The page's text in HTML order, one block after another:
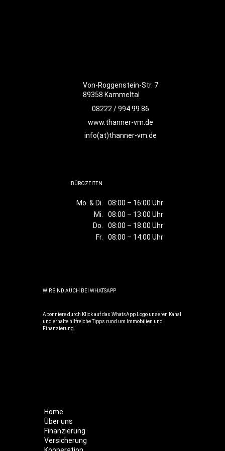
Von-Roggenstein-Str. 7
89358 Kammeltal
08222 / 994 99 86
www.thanner-vm.de
info(at)thanner-vm.de
Home
Über uns
Finanzierung
Versicherung
BÜROZEITEN
Mo. & Di.
08:00 – 16:00 Uhr
Mi.
08:00 – 13:00 Uhr
Do.
08:00 – 18:00 Uhr
Fr.
08:00 – 14:00 Uhr
WIR SIND AUCH BEI WHATSAPP
Abonniere durch Klick auf das WhatsApp Logo unseren Kanal
und erhalte hilfreiche Tipps rund um Immobilien und
Finanzierung.